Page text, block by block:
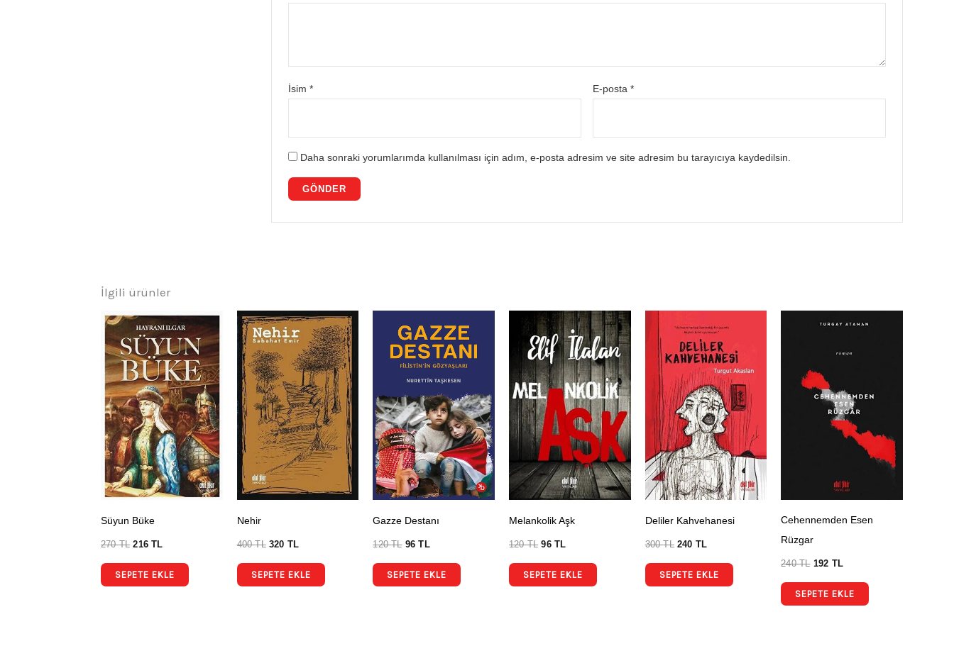
İsim* E-posta*
Daha sonraki yorumlarımda kullanılması için adım, e-posta adresim ve site adresim bu tarayıcıya kaydedilsin.
İlgili ürünler
Süyun Büke
270TL 216TL
SEPETE EKLE
Nehir
400TL 320 TL
SEPETE EKLE
Gazze Destanı
120TL 96TL
SEPETE EKLE
Melankolik Aşk
120TL 96 TL
SEPETE EKLE
Deliler Kahvehanesi
300TL 240 TL
SEPETE EKLE
Cehennemden Esen
Rüzgar
240TL 192 TL
SEPETE EKLE